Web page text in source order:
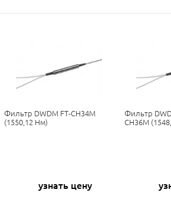
Фильтр DWDM FT-CH34M
(1550,12 Нм)
узнать цену
Фильтр
CH36M